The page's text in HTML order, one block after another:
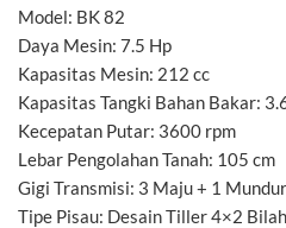
Model: BK 82
Daya Mesin: 7.5 Hp
Kapasitas Mesin: 212 cc
Kapasitas Tangki Bahan Bakar:
Kecepatan Putar: 3600 rpm
Lebar Pengolahan Tanah: 105 cm
Gigi Transmisi: 3 Maju + 1 Mundur
Tipe Pisau: Desain Tiller 4×2 Bilah